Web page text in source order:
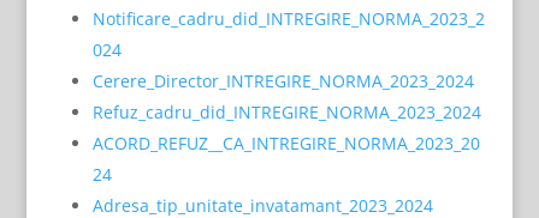
Notificare_cadru_did_INTREGIRE_NORMA_2023_2
024
Cerere_Director_INTREGIRE_NORMA_2023_2024
Refuz_cadru_did_INTREGIRE_NORMA_2023_2024
ACORD_REFUZ__CA_INTREGIRE_NORMA_2023_20
24
Adresa_tip_unitate_invatamant_2023_2024